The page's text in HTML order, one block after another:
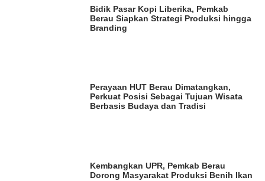
Bidik Pasar Kopi Liberika, Pemkab
Berau Siapkan Strategi Produksi hingga
Branding
Perayaan HUT Berau Dimatangkan,
Perkuat Posisi Sebagai Tujuan Wisata
Berbasis Budaya dan Tradisi
Kembangkan UPR, Pemkab Berau
Dorong Masyarakat Produksi Benih Ikan